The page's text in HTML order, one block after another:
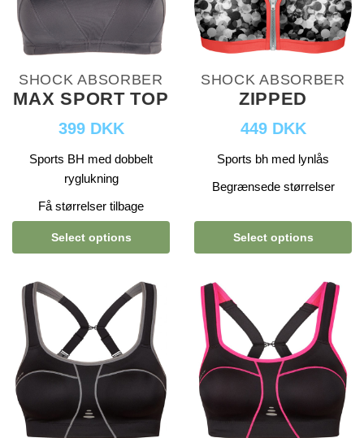
SHOCK ABSORBER
MAX SPORT TOP
399 DKK
Sports BH med dobbelt
ryglukning
Få størrelser tilbage
Select options
SHOCK ABSORBER
ZIPPED
449 DKK
Sports bh med lynlås
Begrænsede størrelser
Select options